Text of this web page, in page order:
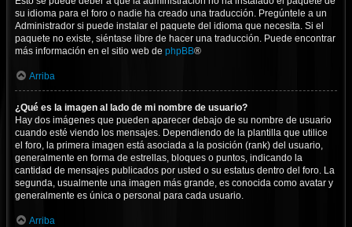
su idioma para el foro o nadie ha creado una traducción. Pregúntele a un
Administrador si puede instalar el paquete del idioma que necesita. Si el
paquete no existe, siéntase libre de hacer una traducción. Puede encontrar
más información en el sitio web de phpBB®
Arriba
¿Qué es la imagen al lado de mi nombre de usuario?
Hay dos imágenes que pueden aparecer debajo de su nombre de usuario
cuando esté viendo los mensajes. Dependiendo de la plantilla que utilice
el foro, la primera imagen está asociada a la posición (rank) del usuario,
generalmente en forma de estrellas, bloques o puntos, indicando la
cantidad de mensajes publicados por usted o su estatus dentro del foro. La
segunda, usualmente una imagen más grande, es conocida como avatar y
generalmente es única o personal para cada usuario.
Arriba